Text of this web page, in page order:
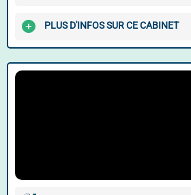
PLUS D'INFOS SUR CE CABINET